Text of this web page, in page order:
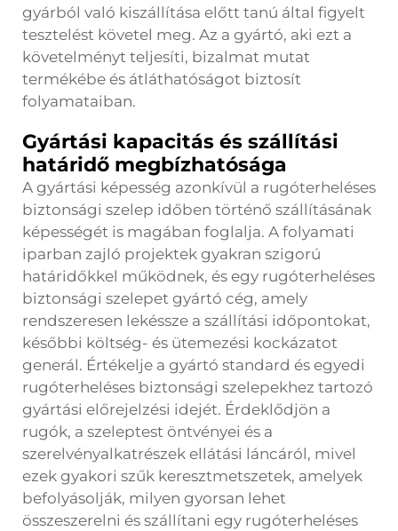
gyárból való kiszállítása előtt tanú által figyelt
tesztelést követel meg. Az a gyártó, aki ezt a
követelményt teljesíti, bizalmat mutat
termékébe és átláthatóságot biztosít
folyamataiban.
Gyártási kapacitás és szállítási
határidő megbízhatósága
A gyártási képesség azonkívül a rugóterheléses
biztonsági szelep időben történő szállításának
képességét is magában foglalja. A folyamati
iparban zajló projektek gyakran szigorú
határidőkkel működnek, és egy rugóterheléses
biztonsági szelepet gyártó cég, amely
rendszeresen lekéssze a szállítási időpontokat,
későbbi költség- és ütemezési kockázatot
generál. Értékelje a gyártó standard és egyedi
rugóterheléses biztonsági szelepekhez tartozó
gyártási előrejelzési idejét. Érdeklődjön a
rugók, a szeleptest öntvényei és a
szerelvényalkatrészek ellátási láncáról, mivel
ezek gyakori szűk keresztmetszetek, amelyek
befolyásolják, milyen gyorsan lehet
összeszerelni és szállítani egy rugóterheléses